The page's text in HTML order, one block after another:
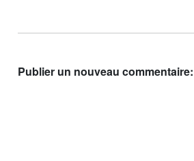
Publier un nouveau commentaire: